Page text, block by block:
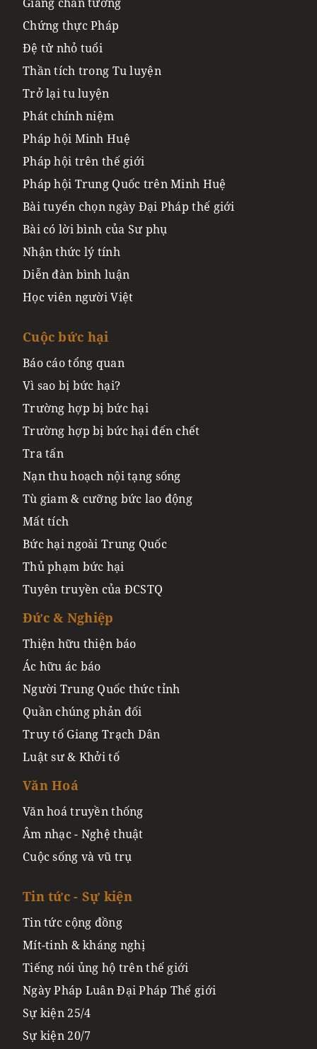
Chứng thực Pháp
Đệ tử nhỏ tuổi
Thần tích trong Tu luyện
Trở lại tu luyện
Phát chính niệm
Pháp hội Minh Huệ
Pháp hội trên thế giới
Pháp hội Trung Quốc trên Minh Huệ
Bài tuyển chọn ngày Đại Pháp thế giới
Bài có lời bình của Sư phụ
Nhận thức lý tính
Diễn đàn bình luận
Học viên người Việt
Cuộc bức hại
Báo cáo tổng quan
Vì sao bị bức hại?
Trường hợp bị bức hại
Trường hợp bị bức hại đến chết
Tra tấn
Nạn thu hoạch nội tạng sống
Tù giam & cưỡng bức lao động
Mất tích
Bức hại ngoài Trung Quốc
Thủ phạm bức hại
Tuyên truyền của ĐCSTQ
Đức & Nghiệp
Thiện hữu thiện báo
Ác hữu ác báo
Người Trung Quốc thức tỉnh
Quần chúng phản đối
Truy tố Giang Trạch Dân
Luật sư & Khởi tố
Văn Hoá
Văn hoá truyền thống
Âm nhạc - Nghệ thuật
Cuộc sống và vũ trụ
Tin tức - Sự kiện
Tin tức cộng đồng
Mít-tinh & kháng nghị
Tiếng nói ủng hộ trên thế giới
Ngày Pháp Luân Đại Pháp Thế giới
Sự kiện 25/4
Sự kiện 20/7